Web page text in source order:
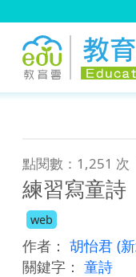
點閱數：1,251 次
練習寫童詩
web
作者： 胡怡君 (
關鍵字： 童詩